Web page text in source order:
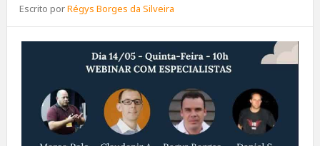
Escrito porRégys Borges da Silveira